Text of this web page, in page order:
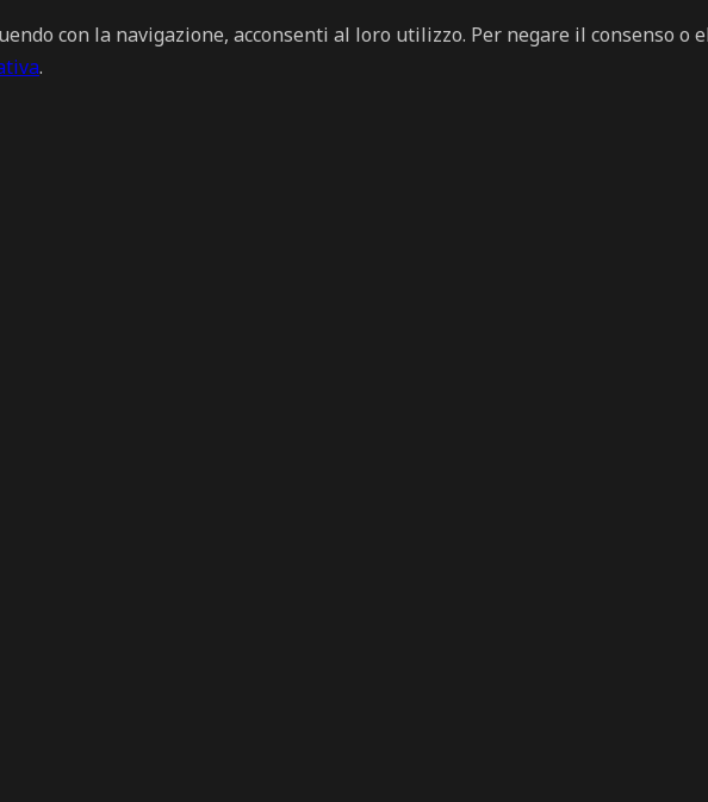
con la navigazione, acconsenti al loro utilizzo. Per negare il consenso
.